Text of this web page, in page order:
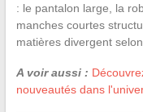
: le pantalon large, la
manches courtes
matières divergent
A voir aussi :
nouveautés dans